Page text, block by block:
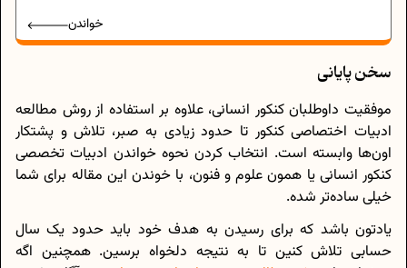
خواندن
سخن پایانی
موفقیت داوطلبان کنکور انسانی، علاوه بر استفاده از روش مطالعه
ادبیات اختصاصی کنکور تا حدود زیادی به صبر، تلاش و پشتکار
اون‌ها وابسته است. انتخاب کردن نحوه خواندن ادبیات تخصصی
کنکور انسانی یا همون علوم و فنون، با خوندن این مقاله برای شما
خیلی ساده‌تر شده.
یادتون باشد که برای رسیدن به هدف خود باید حدود یک سال
حسابی تلاش کنین تا به نتیجه دلخواه برسین. همچنین اگه